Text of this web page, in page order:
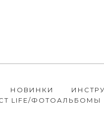
НОВИНКИ
LIFE/ФОТОАЛЬБОМЫ